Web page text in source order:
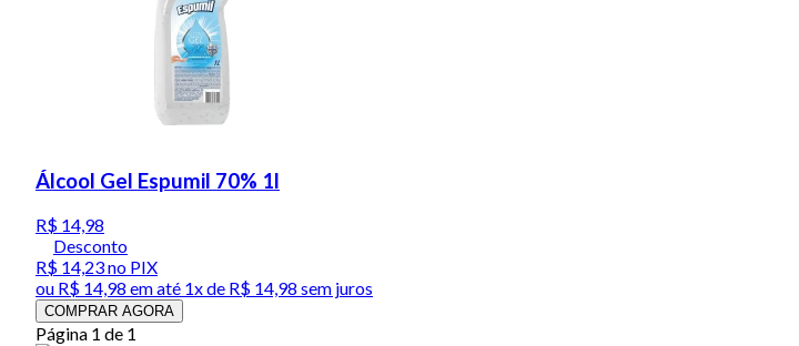
Álcool Gel Espumil 70% 1l
R$ 14,98
Desconto
R$ 14,23no PIX
ou R$ 14,98 em até 1x de R$ 14,98 sem juros
COMPRAR AGORA
Página 1 de 1